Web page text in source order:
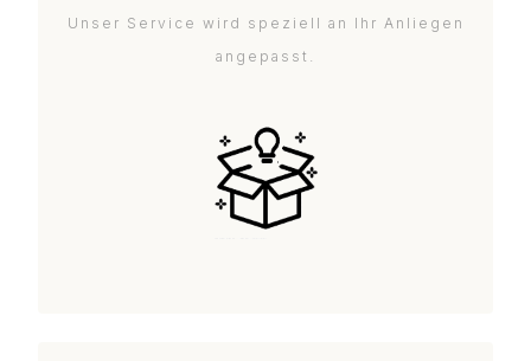
Unser Service wird speziell an Ihr Anliegen
angepasst.